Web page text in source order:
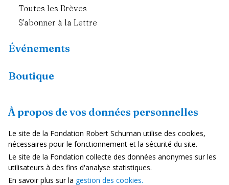
À propos de vos données personnelles
Le site de la Fondation Robert Schuman utilise des cookies,
nécessaires pour le fonctionnement et la sécurité du site.
Le site de la Fondation collecte des données anonymes sur les
utilisateurs à des fins d'analyse statistiques.
En savoir plus sur la gestion des cookies.
Toutes les Brèves
S'abonner à la Lettre
Événements
Boutique
Ressources
Fiches pays
Dans les médias
Vidéos